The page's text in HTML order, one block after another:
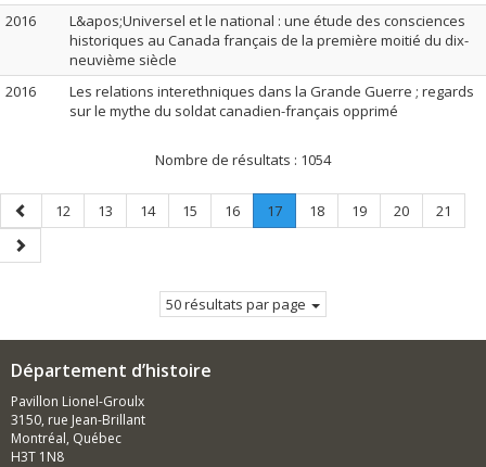
2016
L&apos;Universel et le national : une étude des consciences
historiques au Canada français de la première moitié du dix-
neuvième siècle
2016
Les relations interethniques dans la Grande Guerre ; regards
sur le mythe du soldat canadien-français opprimé
Nombre de résultats : 1054
Page
précédente
Page
12 Page
13 Page
14 Page
15 Page
16 Page
17.
Page
Page
18 Page
19 Page
20 Page
21
Page
suivante
50 résultats par page
Département d’histoire
Pavillon Lionel-Groulx
3150, rue Jean-Brillant
Montréal, Québec
H3T 1N8